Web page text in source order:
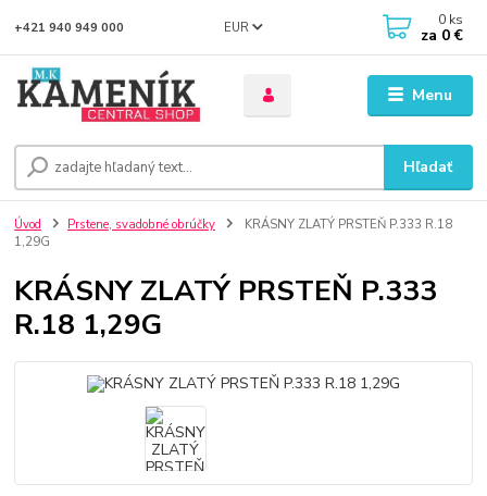
Menu
EUR
Hľadať
+421 940 949 000 0 ks
za 0 €
Úvod Prstene, svadobné obrúčky
KRÁSNY ZLATÝ PRSTEŇ P.333 R.18
1,29G
KRÁSNY ZLATÝ PRSTEŇ P.333
R.18 1,29G